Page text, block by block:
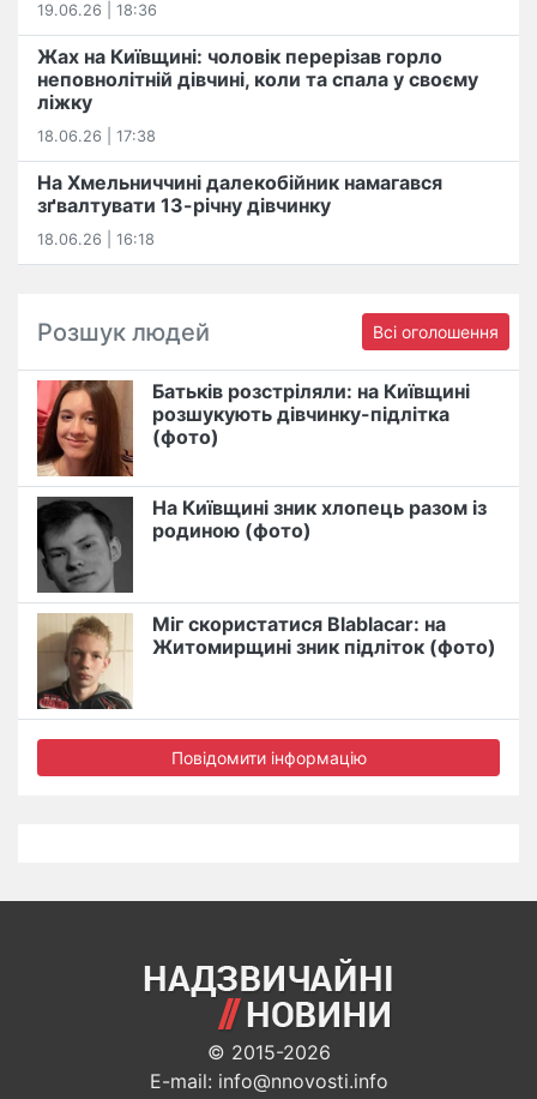
19.06.26 | 18:36
Жах на Київщині: чоловік перерізав горло
неповнолітній дівчині, коли та спала у своєму
ліжку
18.06.26 | 17:38
На Хмельниччині далекобійник намагався
зґвалтувати 13-річну дівчинку
18.06.26 | 16:18
Розшук людей Всі оголошення
Батьків розстріляли: на Київщині
розшукують дівчинку-підлітка
(фото)
На Київщині зник хлопець разом із
родиною (фото)
Міг скористатися Blablacar: на
Житомирщині зник підліток (фото)
Повідомити інформацію
© 2015-2026
E-mail: info@nnovosti.info